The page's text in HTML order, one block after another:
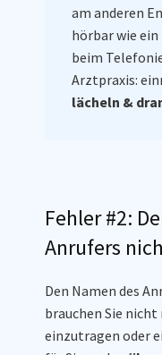
am anderen
hörbar wie
beim
Arztpraxis:
lächeln &
Fehler #2:
Anrufers
Den Namen des
brauchen Sie
einzutragen oder